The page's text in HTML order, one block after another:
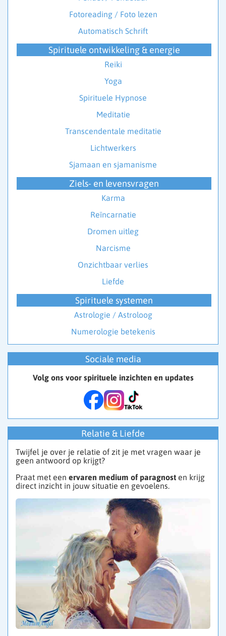
Fotoreading / Foto lezen
Automatisch Schrift
Spirituele ontwikkeling & energie
Reiki
Yoga
Spirituele Hypnose
Meditatie
Transcendentale meditatie
Lichtwerkers
Sjamaan en sjamanisme
Ziels- en levensvragen
Karma
Reïncarnatie
Dromen uitleg
Narcisme
Onzichtbaar verlies
Liefde
Spirituele systemen
Astrologie / Astroloog
Numerologie betekenis
Sociale media
Volg ons voor spirituele inzichten en updates
Relatie & Liefde
Twijfel je over je relatie of zit je met vragen waar je
geen antwoord op krijgt?
Praat met een ervaren medium of paragnost en krijg
direct inzicht in jouw situatie en gevoelens.